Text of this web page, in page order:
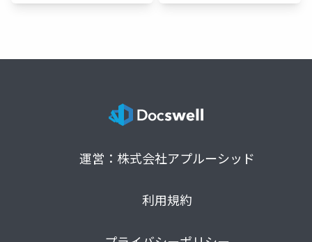
運営：株式会社アプルーシッド
利用規約